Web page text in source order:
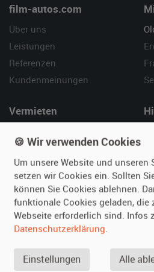
film-autos.com
Über uns
Leistungen
Referenzen
Kundenmeinungen
Vermieten
Fotos senden
Fragen für Vermieter
Inserat verwalten
SPECIAL
Berühmte Filmautos –
🍪 Wir verwenden Cookies
Um unsere Website und unseren
setzen wir Cookies ein. Sollten
können Sie Cookies ablehnen.
funktionale Cookies geladen, die
Webseite erforderlich sind. Infos
Datenschutzerklärung.
Einstellungen Alle